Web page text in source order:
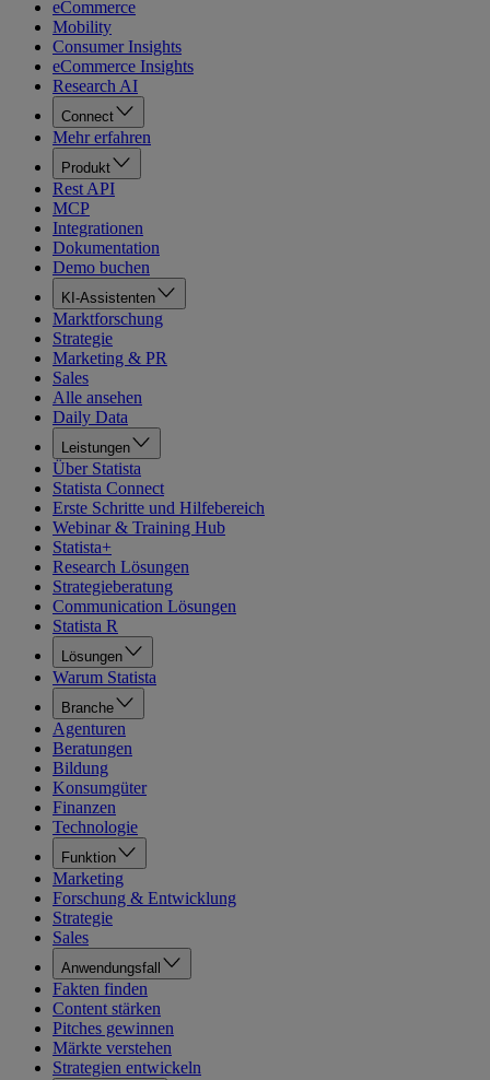
eCommerce
Mobility
Consumer Insights
eCommerce Insights
Research AI
Connect
Mehr erfahren
Produkt
Rest API
MCP
Integrationen
Dokumentation
Demo buchen
KI-Assistenten
Marktforschung
Strategie
Marketing & PR
Sales
Alle ansehen
Daily Data
Leistungen
Über Statista
Statista Connect
Erste Schritte und Hilfebereich
Webinar & Training Hub
Statista+
Research Lösungen
Strategieberatung
Communication Lösungen
Statista R
Lösungen
Warum Statista
Branche
Agenturen
Beratungen
Bildung
Konsumgüter
Finanzen
Technologie
Funktion
Marketing
Forschung & Entwicklung
Strategie
Sales
Anwendungsfall
Fakten finden
Content stärken
Pitches gewinnen
Märkte verstehen
Strategien entwickeln